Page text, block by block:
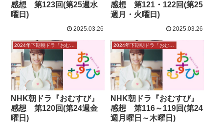
感想 第123回(第25週水
曜日)
2025.03.26
感想 第121・122回(第25
週月・火曜日)
2025.03.26
2024年下期朝ドラ「おむすび」感想
NHK朝ドラ『おむすび』
感想 第120回(第24週金
曜日)
2024年下期朝ドラ「おむすび」感想
NHK朝ドラ『おむすび』
感想 第116～119回(第24
週月曜日～木曜日)